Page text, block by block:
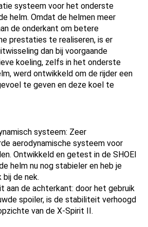
systeem voor het onderste
helm. Omdat de helmen meer
de onderkant om betere
prestaties te realiseren, is er
dan bij voorgaande
koeling, zelfs in het onderste
werd ontwikkeld om de rijder een
te geven en deze koel te
systeem: Zeer
aerodynamische systeem voor
Ontwikkeld en getest in de SHOEI
helm nu nog stabieler en heb je
bij de nek.
aan de achterkant: door het gebruik
spoiler, is de stabiliteit verhoogd
van de X-Spirit II.